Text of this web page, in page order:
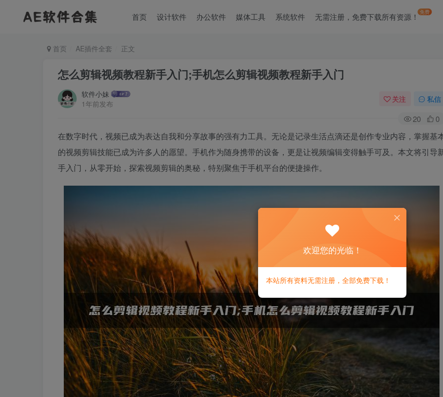
首页 设计软件 办公软件 媒体工具 系统软件 无需注册，免费下载所有资源！免费
首页 AE插件全套 正文
怎么剪辑视频教程新手入门;手机怎么剪辑视频教程新手入门
软件小妹
1年前发布
关注 私信
20 0
在数字时代，视频已成为表达自我和分享故事的强有力工具。无论是记录生活点滴还是创作专业内容，掌握基
的视频剪辑技能已成为许多人的愿望。手机作为随身携带的设备，更是让视频编辑变得触手可及。本文将引导
手入门，从零开始，探索视频剪辑的奥秘，特别聚焦于手机平台的便捷操作。
欢迎您的光临！
本站所有资料无需注册，全部免费下载！